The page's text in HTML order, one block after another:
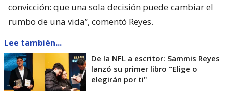
convicción: que una sola decisión puede cambiar el
rumbo de una vida”, comentó Reyes.
Lee también...
De la NFL a escritor: Sammis Reyes
lanzó su primer libro "Elige o
elegirán por ti"